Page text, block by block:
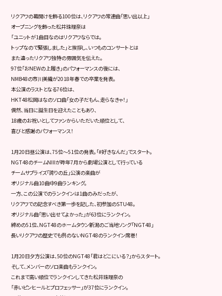
リクアワの幕開けを飾る100位は、リクアワの常連曲「思い出以上」
オープニングを飾った松井珠理奈は
「ユニットが1曲目なのはリクアワならでは。
トップなので緊張しました」と挨拶し、いつものコンサートとは
また違ったリクアワ独特の雰囲気を伝えた。
97位「おNEWの上履き」のパフォーマンスの後には、
NMB48の市川美織が2018年春での卒業を発表。
本公演のラストとなる76位は、
HKT48松岡はなのソロ曲「女の子だもん、走らなきゃ！」
偶然、当日に誕生日を迎えたこともあり、
18歳のお祝いとしてファンからいただいた順位として、
喜びと感謝のパフォーマンス！
1月20日昼公演は、75位～51位の発表。「#好きなんだ」でスタート。
NGT48のチームNIIIが昨年7月から劇場公演として行っている
チームサプライズ「誇りの丘」公演の楽曲が
オリジナル曲10曲中9曲ランキング。
一方、この公演でのランクインは1曲のみだったが、
リクアワでの記念すべき第一歩を記した、初参加のSTU48。
オリジナル曲「思い出せてよかった」が63位にランクイン。
締めの51位、NGT48のホームタウン新潟のご当地ソング「NGT48」
長いリクアワの歴史でも例のないNGT48のランクイン席巻！
1月20日夕方公演は、50位のNGT48「君はどこにいる？」からスタート。
そして、メンバーのソロ楽曲もランクイン。
これまで高い順位でランクインしてきた松井珠理奈の
「赤いピンヒールとプロフェッサー」が37位にランクイン。